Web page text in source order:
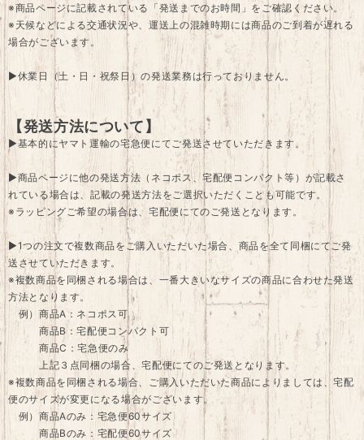
※商品ページに記載されている「発送までのお時間」をご確認ください。
※天候などによる交通状況や、運送上の混雑時期には商品のご到着が遅れる
場合がございます。
▶休業日（土・日・祝祭日）の発送業務は行っておりません。
【発送方法について】
▶基本的にヤマト運輸の宅急便にてご発送させていただきます。
▶商品ページに他の発送方法（ネコポス、宅配便コンパクト等）が記載さ
れている場合は、記載の発送方法をご選択いただくことも可能です。
※ラッピングご希望の場合は、宅配便にてのご発送となります。
▶1つの注文で複数商品をご購入いただいた場合、商品を全て同梱にてご発
送させていただきます。
※複数商品を同梱される場合は、一番大きいなサイズの商品に合わせた発送
方法となります。
例）商品A：ネコポス可
商品B：宅配便コンパクト可
商品C：宅急便のみ
上記３点同梱の場合、宅配便にてのご発送となります。
※複数商品を同梱される場合、ご購入いただいた商品によりましては、宅配
便のサイズが変更になる場合がございます。
例）商品Aのみ：宅急便60サイズ
商品Bのみ：宅配便60サイズ